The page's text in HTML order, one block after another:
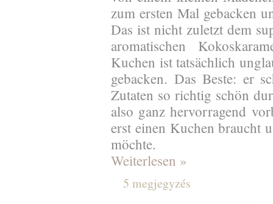
zum ersten Mal gebacken
Das ist nicht zuletzt dem
aromatischen
Kuchen ist tatsächlich
gebacken. Das Beste: er
Zutaten so richtig schön
also ganz hervorragend
erst einen Kuchen braucht
möchte.
Weiterlesen »
5 megjegyzés